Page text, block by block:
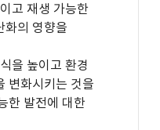
고 재생 가능한
화의 영향을
을 높이고 환경
변화시키는 것을
한 발전에 대한